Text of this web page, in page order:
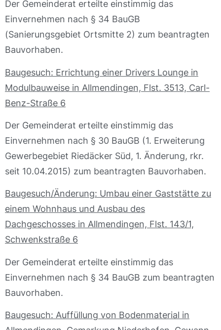
Der Gemeinderat erteilte einstimmig das
Einvernehmen nach § 34 BauGB
(Sanierungsgebiet Ortsmitte 2) zum beantragten
Bauvorhaben.
Baugesuch: Errichtung einer Drivers Lounge in
Modulbauweise in Allmendingen, Flst. 3513, Carl-
Benz-Straße 6
Der Gemeinderat erteilte einstimmig das
Einvernehmen nach § 30 BauGB (1. Erweiterung
Gewerbegebiet Riedäcker Süd, 1. Änderung, rkr.
seit 10.04.2015) zum beantragten Bauvorhaben.
Baugesuch/Änderung: Umbau einer Gaststätte zu
einem Wohnhaus und Ausbau des
Dachgeschosses in Allmendingen, Flst. 143/1,
Schwenkstraße 6
Der Gemeinderat erteilte einstimmig das
Einvernehmen nach § 34 BauGB zum beantragten
Bauvorhaben.
Baugesuch: Auffüllung von Bodenmaterial in